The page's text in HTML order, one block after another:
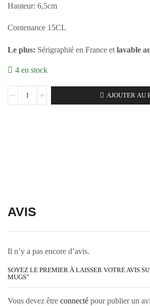
Hauteur: 6,5cm
Contenance 15CL
Le plus: Sérigraphié en France et lavable
4 en stock
AJOUTER AU
AVIS
Il n’y a pas encore d’avis.
SOYEZ LE PREMIER À LAISSER VOTRE AVIS
MUGS”
Vous devez être connecté pour publier un